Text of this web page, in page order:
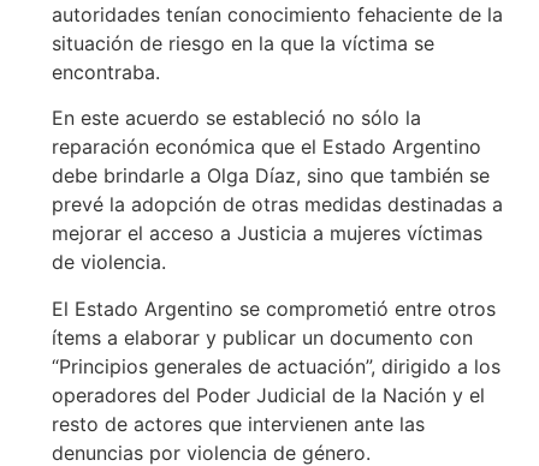
autoridades tenían conocimiento fehaciente de la
situación de riesgo en la que la víctima se
encontraba.
En este acuerdo se estableció no sólo la
reparación económica que el Estado Argentino
debe brindarle a Olga Díaz, sino que también se
prevé la adopción de otras medidas destinadas a
mejorar el acceso a Justicia a mujeres víctimas
de violencia.
El Estado Argentino se comprometió entre otros
ítems a elaborar y publicar un documento con
“Principios generales de actuación”, dirigido a los
operadores del Poder Judicial de la Nación y el
resto de actores que intervienen ante las
denuncias por violencia de género.